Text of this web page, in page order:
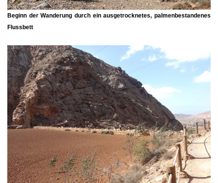
Beginn der Wanderung durch ein ausgetrocknetes, palmenbestandenes
Flussbett